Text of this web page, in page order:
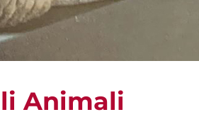
Animali